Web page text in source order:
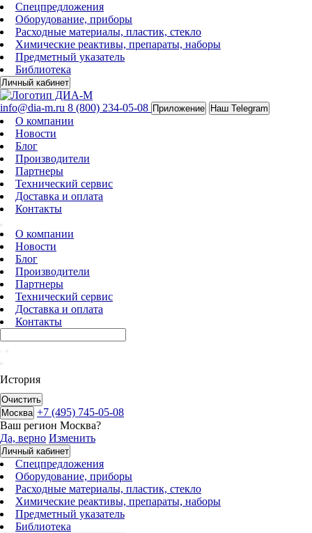
Спецпредложения
Оборудование, приборы
Расходные материалы, пластик, стекло
Химические реактивы, препараты, наборы
Предметный указатель
Библиотека
Личный кабинет
info@dia-m.ru 8 (800) 234-05-08 Приложение Наш Telegram
О компании
Новости
Блог
Производители
Партнеры
Технический сервис
Доставка и оплата
Контакты
О компании
Новости
Блог
Производители
Партнеры
Технический сервис
Доставка и оплата
Контакты
История
Очистить
Москва +7 (495) 745-05-08
Ваш регион Москва?
Да, верно Изменить
Личный кабинет
Спецпредложения
Оборудование, приборы
Расходные материалы, пластик, стекло
Химические реактивы, препараты, наборы
Предметный указатель
Библиотека